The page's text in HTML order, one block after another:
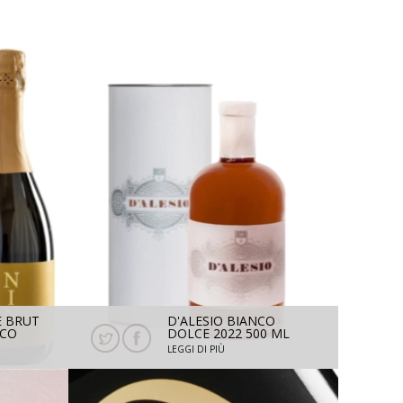
BRUT D'ALESIO BIANCO
DOLCE 2022 500 ML
CON ASTUCCIO
LEGGI DI PIÙ